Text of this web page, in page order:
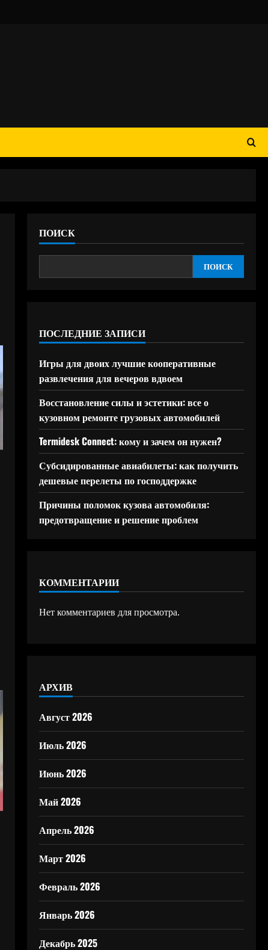
ПОИСК
ПОИСК
ПОСЛЕДНИЕ ЗАПИСИ
Игры для двоих лучшие кооперативные
развлечения для вечеров вдвоем
Восстановление силы и эстетики: все о
кузовном ремонте грузовых автомобилей
Termidesk Connect: кому и зачем он нужен?
Субсидированные авиабилеты: как получить
дешевые перелеты по господдержке
Причины поломок кузова автомобиля:
предотвращение и решение проблем
КОММЕНТАРИИ
Нет комментариев для просмотра.
АРХИВ
Август 2026
Июль 2026
Июнь 2026
Май 2026
Апрель 2026
Март 2026
Февраль 2026
Январь 2026
Декабрь 2025